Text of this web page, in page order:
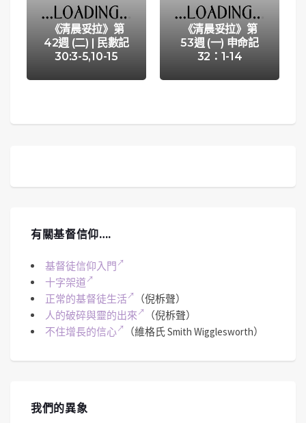
《清晨妥拉》第
42週 (二) | 民數記
30:3-5,10-15
《清晨妥拉》第
53週 (一) 申命記
32：1-14
有關基督信仰….
基督徒信仰入門
十字架道
正常的基督徒生活
（倪柝聲）
人的破碎與靈的出來
（倪柝聲）
不住增長的信心
（維格氏 Smith Wigglesworth）
我們的異象